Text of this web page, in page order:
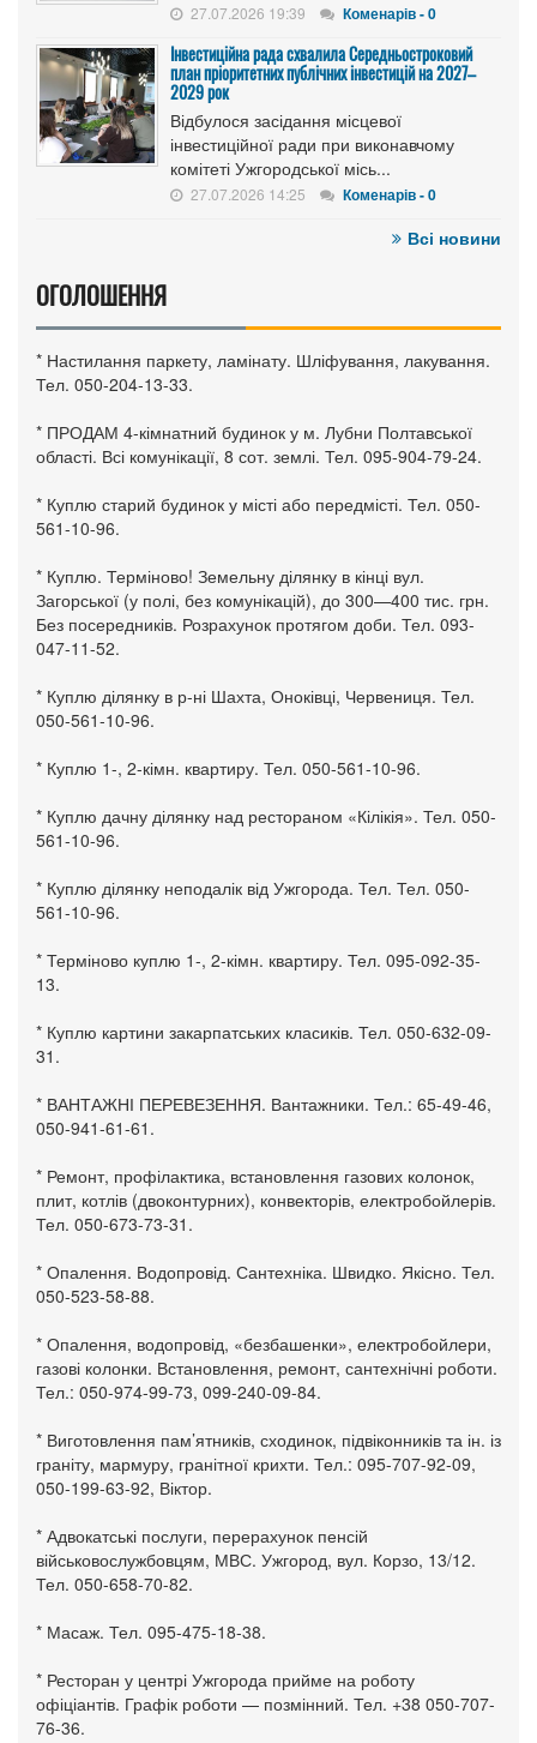
27.07.2026 19:39 Коменарів - 0
Інвестиційна рада схвалила Середньостроковий
план пріоритетних публічних інвестицій на 2027–
2029 рок
Відбулося засідання місцевої
інвестиційної ради при виконавчому
комітеті Ужгородської місь...
27.07.2026 14:25 Коменарів - 0
Всі новини
ОГОЛОШЕННЯ
* Настилання паркету, ламінату. Шліфування, лакування.
Тел. 050-204-13-33.
* ПРОДАМ 4-кімнатний будинок у м. Лубни Полтавської
області. Всі комунікації, 8 сот. землі. Тел. 095-904-79-24.
* Куплю старий будинок у місті або передмісті. Тел. 050-
561-10-96.
* Куплю. Терміново! Земельну ділянку в кінці вул.
Загорської (у полі, без комунікацій), до 300—400 тис. грн.
Без посередників. Розрахунок протягом доби. Тел. 093-
047-11-52.
* Куплю ділянку в р-ні Шахта, Оноківці, Червениця. Тел.
050-561-10-96.
* Куплю 1-, 2-кімн. квартиру. Тел. 050-561-10-96.
* Куплю дачну ділянку над рестораном «Кілікія». Тел. 050-
561-10-96.
* Куплю ділянку неподалік від Ужгорода. Тел. Тел. 050-
561-10-96.
* Терміново куплю 1-, 2-кімн. квартиру. Тел. 095-092-35-
13.
* Куплю картини закарпатських класиків. Тел. 050-632-09-
31.
* ВАНТАЖНІ ПЕРЕВЕЗЕННЯ. Вантажники. Тел.: 65-49-46,
050-941-61-61.
* Ремонт, профілактика, встановлення газових колонок,
плит, котлів (двоконтурних), конвекторів, електробойлерів.
Тел. 050-673-73-31.
* Опалення. Водопровід. Сантехніка. Швидко. Якісно. Тел.
050-523-58-88.
* Опалення, водопровід, «безбашенки», електробойлери,
газові колонки. Встановлення, ремонт, сантехнічні роботи.
Тел.: 050-974-99-73, 099-240-09-84.
* Виготовлення пам’ятників, сходинок, підвіконників та ін. із
граніту, мармуру, гранітної крихти. Тел.: 095-707-92-09,
050-199-63-92, Віктор.
* Адвокатські послуги, перерахунок пенсій
військовослужбовцям, МВС. Ужгород, вул. Корзо, 13/12.
Тел. 050-658-70-82.
* Масаж. Тел. 095-475-18-38.
* Ресторан у центрі Ужгорода прийме на роботу
офіціантів. Графік роботи — позмінний. Тел. +38 050-707-
76-36.